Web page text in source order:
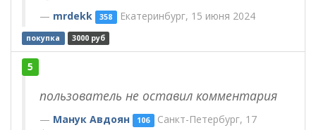
mrdekk 358 Екатеринбург, 15 июня 2024
покупка 3000 руб
5
пользователь не оставил комментария
Манук Авдоян 106 Санкт-Петербург, 17